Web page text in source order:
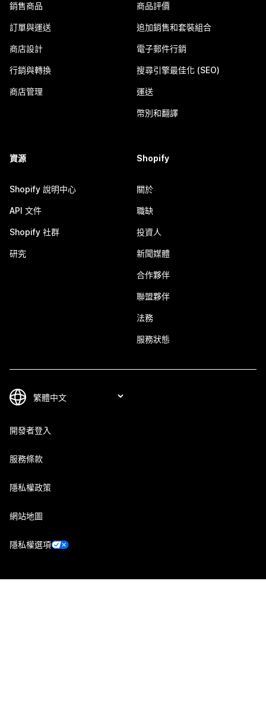
銷售商品
訂單與運送
商店設計
行銷與轉換
商店管理
商品評價
追加銷售和套裝組合
電子郵件行銷
搜尋引擎最佳化 (SEO)
運送
幣別和翻譯
資源
Shopify 說明中心
API 文件
Shopify 社群
研究
Shopify
關於
職缺
投資人
新聞媒體
合作夥伴
聯盟夥伴
法務
服務狀態
開發者登入
服務條款
隱私權政策
網站地圖
隱私權選項